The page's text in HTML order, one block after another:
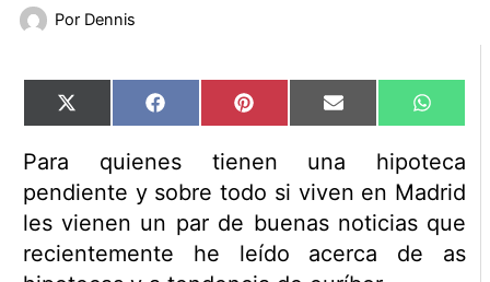
Por Dennis
Compartir
en
X
(Twitter)
Compartir
en
Facebook Compartir
en
Pinterest Compartir
en
Email
en
Para quienes tienen una hipoteca
pendiente y sobre todo si viven en Madrid
les vienen un par de buenas noticias que
recientemente he leído acerca de as